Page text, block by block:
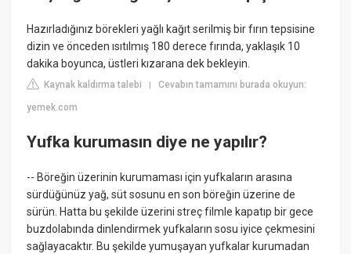
Hazırladığınız börekleri yağlı kağıt serilmiş bir fırın tepsisine
dizin ve önceden ısıtılmış 180 derece fırında, yaklaşık 10
dakika boyunca, üstleri kızarana dek bekleyin.
Kaynak kaldırma talebi |Cevabın tamamını burada okuyun:
yemek.com
Yufka kurumasın diye ne yapılır?
-- Böreğin üzerinin kurumaması için yufkaların arasına
sürdüğünüz yağ, süt sosunu en son böreğin üzerine de
sürün. Hatta bu şekilde üzerini streç filmle kapatıp bir gece
buzdolabında dinlendirmek yufkaların sosu iyice çekmesini
sağlayacaktır. Bu şekilde yumuşayan yufkalar kurumadan